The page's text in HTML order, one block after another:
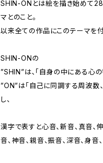
SHIN-ONとは絵を描き始めて
マとのこと。
以来全ての作品にこのテーマを付
SHIN-ONの
”SHIN”は、「自身の中にある心の
”ON”は「自己に同調する周波数
し、
漢字で表すと心音、新音、真音、
音、神音、親音、振音、深音、身音